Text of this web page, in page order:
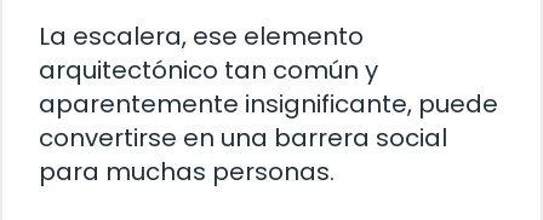
La escalera, ese elemento
arquitectónico tan común y
aparentemente insignificante, puede
convertirse en una barrera social
para muchas personas.